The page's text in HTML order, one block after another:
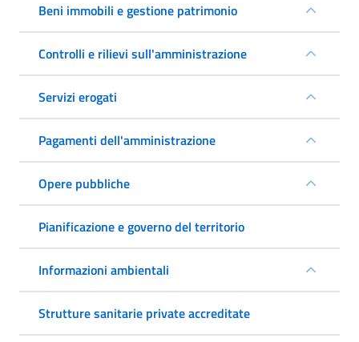
Beni immobili e gestione patrimonio
Controlli e rilievi sull'amministrazione
Servizi erogati
Pagamenti dell'amministrazione
Opere pubbliche
Pianificazione e governo del territorio
Informazioni ambientali
Strutture sanitarie private accreditate